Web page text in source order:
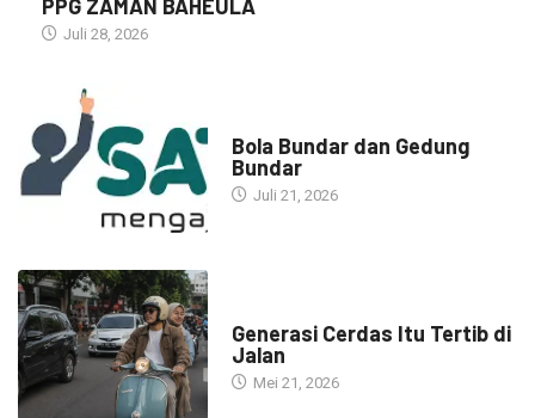
PPG ZAMAN BAHEULA
Juli 28, 2026
Bola Bundar dan Gedung
Bundar
Juli 21, 2026
Generasi Cerdas Itu Tertib di
Jalan
Mei 21, 2026